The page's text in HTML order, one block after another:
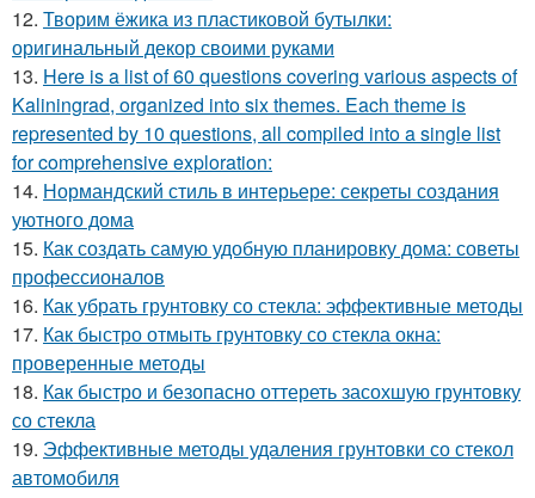
12. Творим ёжика из пластиковой бутылки:
оригинальный декор своими руками
13. Here is a list of 60 questions covering various aspects of
Kaliningrad, organized into six themes. Each theme is
represented by 10 questions, all compiled into a single list
for comprehensive exploration:
14. Нормандский стиль в интерьере: секреты создания
уютного дома
15. Как создать самую удобную планировку дома: советы
профессионалов
16. Как убрать грунтовку со стекла: эффективные методы
17. Как быстро отмыть грунтовку со стекла окна:
проверенные методы
18. Как быстро и безопасно оттереть засохшую грунтовку
со стекла
19. Эффективные методы удаления грунтовки со стекол
автомобиля